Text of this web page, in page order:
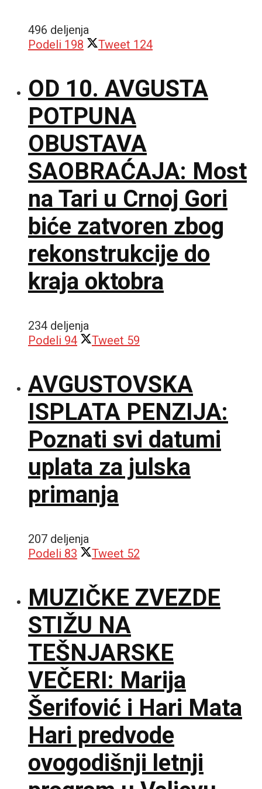
496 deljenja
Podeli 198 Tweet 124
OD 10. AVGUSTA
POTPUNA
OBUSTAVA
SAOBRAĆAJA: Most
na Tari u Crnoj Gori
biće zatvoren zbog
rekonstrukcije do
kraja oktobra
234 deljenja
Podeli 94 Tweet 59
AVGUSTOVSKA
ISPLATA PENZIJA:
Poznati svi datumi
uplata za julska
primanja
207 deljenja
Podeli 83 Tweet 52
MUZIČKE ZVEZDE
STIŽU NA
TEŠNJARSKE
VEČERI: Marija
Šerifović i Hari Mata
Hari predvode
ovogodišnji letnji